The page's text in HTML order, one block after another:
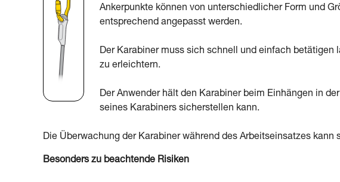
Ankerpunkte können von unterschiedlicher Form und
entsprechend angepasst werden.
Der Karabiner muss sich schnell und einfach betätigen
zu erleichtern.
Der Anwender hält den Karabiner beim Einhängen in
seines Karabiners sicherstellen kann.
Die Überwachung der Karabiner während des Arbeitseinsatzes kann
Besonders zu beachtende Risiken